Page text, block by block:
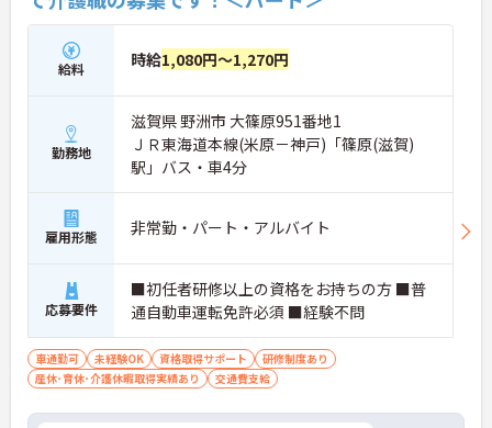
給料 時給1,080円～1,270円
勤務地
滋賀県 野洲市 大篠原951番地1
ＪＲ東海道本線(米原－神戸)「篠原(滋賀)
駅」バス・車4分
雇用形態 非常勤・パート・アルバイト
応募要件
■初任者研修以上の資格をお持ちの方 ■普
通自動車運転免許必須 ■経験不問
車通勤可 未経験OK 資格取得サポート
研修制度あり
産休･育休･介護休暇取得実績あり
交通費支給